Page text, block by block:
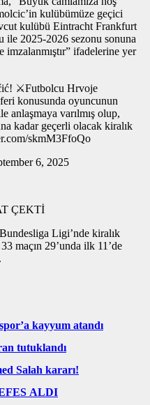
kulübümüze geçici
kulübü Eintracht Frankfurt
ile 2025-2026 sezonu sonuna
imzalanmıştır” ifadelerine yer
⚔️Futbolcu Hrvoje
konusunda oyuncunun
anlaşmaya varılmış olup,
kadar geçerli olacak kiralık
skmM3FfoQo
6, 2025
ÇEKTİ
Ligi’nde kiralık
maçın 29’unda ilk 11’de
kayyum atandı
tutuklandı
Salah kararı!
ALDI